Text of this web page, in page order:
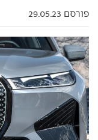
פורסם 29.05.23